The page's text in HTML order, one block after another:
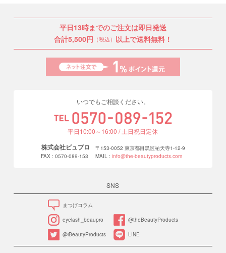
平日13時までのご注文は即日発送
合計5,500円 （税込） 以上で送料無料！
いつでもご相談ください。
平日10:00～16:00 / 土日祝日定休
株式会社ビュプロ
〒153-0052 東京都目黒区祐天寺1-12-9
FAX : 0570-089-153
MAIL : info@the-beautyproducts.com
SNS
まつげコラム
eyelash_beaupro @theBeautyProducts
@iBeautyProducts LINE